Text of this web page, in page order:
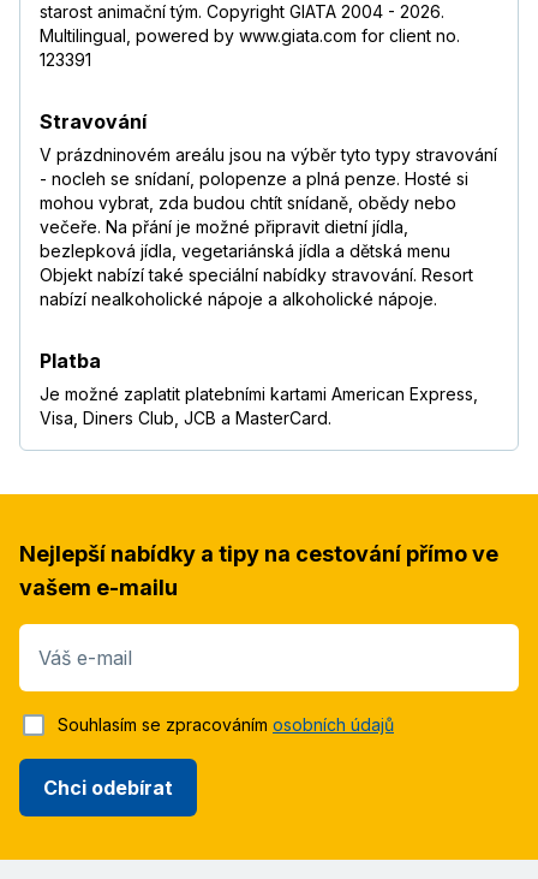
starost animační tým. Copyright GIATA 2004 - 2026.
Multilingual, powered by www.giata.com for client no.
123391
Stravování
V prázdninovém areálu jsou na výběr tyto typy stravování
- nocleh se snídaní, polopenze a plná penze. Hosté si
mohou vybrat, zda budou chtít snídaně, obědy nebo
večeře. Na přání je možné připravit dietní jídla,
bezlepková jídla, vegetariánská jídla a dětská menu
Objekt nabízí také speciální nabídky stravování. Resort
nabízí nealkoholické nápoje a alkoholické nápoje.
Platba
Je možné zaplatit platebními kartami American Express,
Visa, Diners Club, JCB a MasterCard.
Nejlepší nabídky a tipy na cestování přímo ve
vašem e-mailu
Váš e-mail
Chci odebírat
Souhlasím se zpracováním osobních údajů